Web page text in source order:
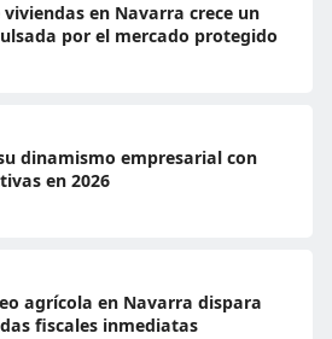
en Navarra crece un
por el mercado protegido
dinamismo empresarial con
en 2026
agrícola en Navarra dispara
fiscales inmediatas